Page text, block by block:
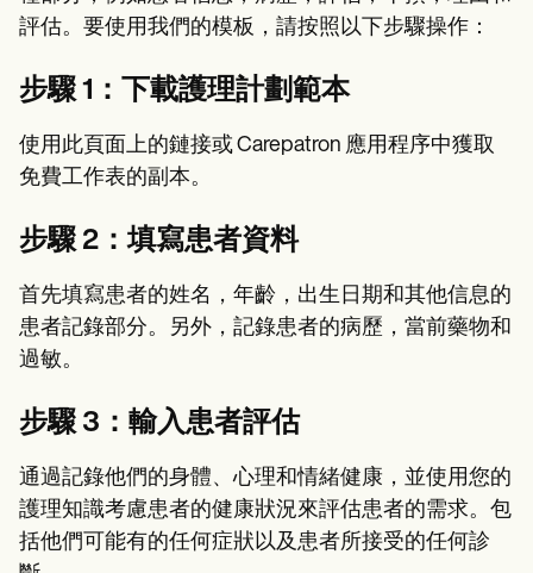
評估。要使用我們的模板，請按照以下步驟操作：
步驟 1：下載護理計劃範本
使用此頁面上的鏈接或 Carepatron 應用程序中獲取
免費工作表的副本。
步驟 2：填寫患者資料
首先填寫患者的姓名，年齡，出生日期和其他信息的
患者記錄部分。另外，記錄患者的病歷，當前藥物和
過敏。
步驟 3：輸入患者評估
通過記錄他們的身體、心理和情緒健康，並使用您的
護理知識考慮患者的健康狀況來評估患者的需求。包
括他們可能有的任何症狀以及患者所接受的任何診